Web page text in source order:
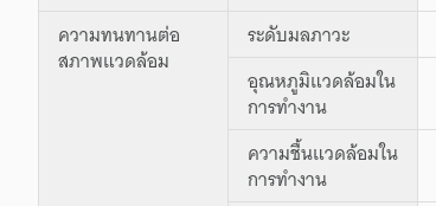
ความทนทานต่อ
สภาพแวดล้อม
ระดับมลภาวะ
อุณหภูมิแวดล้อมใน
การทำงาน
ความชื้นแวดล้อมใน
การทำงาน